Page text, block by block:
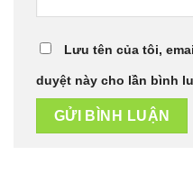
Lưu tên của tôi,
duyệt này cho lần bình